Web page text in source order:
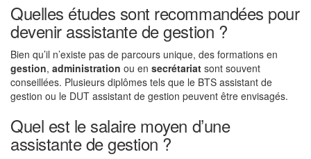
Quelles études sont recommandées pour
devenir assistante de gestion ?
Bien qu’il n’existe pas de parcours unique, des formations en
gestion, administration ou en secrétariat sont souvent
conseillées. Plusieurs diplômes tels que le BTS assistant de
gestion ou le DUT assistant de gestion peuvent être envisagés.
Quel est le salaire moyen d’une
assistante de gestion ?